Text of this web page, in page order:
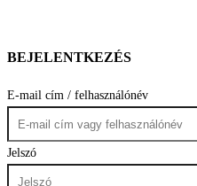
BEJELENTKEZÉS
E-mail cím / felhasználónév
Jelszó